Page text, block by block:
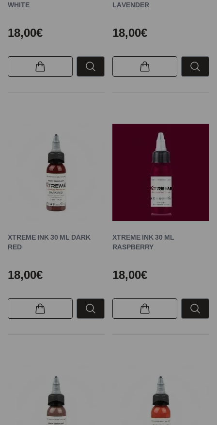
WHITE
18,00€
LAVENDER
18,00€
XTREME INK 30 ML DARK
RED
18,00€
XTREME INK 30 ML
RASPBERRY
18,00€